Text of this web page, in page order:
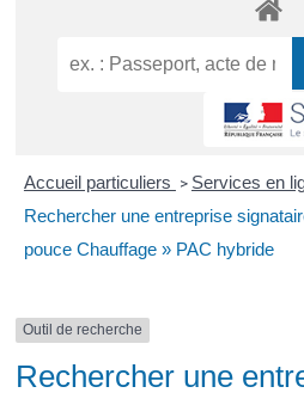
Accueil particuliers > Services en
Rechercher une entreprise
pouce Chauffage » PAC hybride
Outil de recherche
Rechercher une